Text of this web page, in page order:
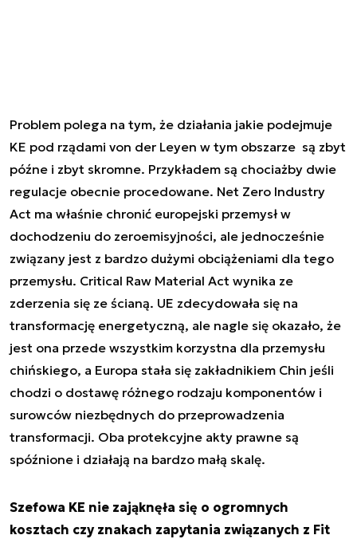
Problem polega na tym, że działania jakie podejmuje
KE pod rządami von der Leyen w tym obszarze są zbyt
późne i zbyt skromne. Przykładem są chociażby dwie
regulacje obecnie procedowane. Net Zero Industry
Act ma właśnie chronić europejski przemysł w
dochodzeniu do zeroemisyjności, ale jednocześnie
związany jest z bardzo dużymi obciążeniami dla tego
przemysłu. Critical Raw Material Act wynika ze
zderzenia się ze ścianą. UE zdecydowała się na
transformację energetyczną, ale nagle się okazało, że
jest ona przede wszystkim korzystna dla przemysłu
chińskiego, a Europa stała się zakładnikiem Chin jeśli
chodzi o dostawę różnego rodzaju komponentów i
surowców niezbędnych do przeprowadzenia
transformacji. Oba protekcyjne akty prawne są
spóźnione i działają na bardzo małą skalę.
Szefowa KE nie zająknęła się o ogromnych
kosztach czy znakach zapytania związanych z Fit